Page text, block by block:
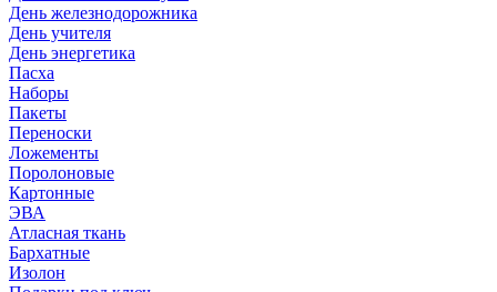
День железнодорожника
День учителя
День энергетика
Пасха
Наборы
Пакеты
Переноски
Ложементы
Поролоновые
Картонные
ЭВА
Атласная ткань
Бархатные
Изолон